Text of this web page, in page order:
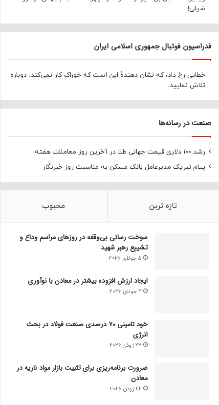
شیلی!
فدراسیون فوتبال جمهوری اسلامی ایران
خطایی رخ داد، که نشان دهندهٔ این است که خوراک کار نمی‌کند. دوباره
تلاش نمایید.
صنعت در رسانه‌ها
رشد 100 دلاری قیمت جهانی طلا در آخرین روز معاملات هفته
پیام تبریک مدیرعامل بانک مسکن به مناسبت روز خبرنگار
تازه ترین محبوب
سوخت رسانی بی‌وقفه در روز‌های مراسم وداع و
تشییع رهبر شهید
5 جولای 2026
ایجاد ارزش افزوده بیشتر در معادن با نوآوری
4 جولای 2026
خود تامینی ۷۰ درصدی صنعت فولاد در بحث
انرژی
24 ژوئن 2026
ضرورت برنامه‌ریزی برای تثبیت بازار مواد ناریه در
معادن
22 ژوئن 2026